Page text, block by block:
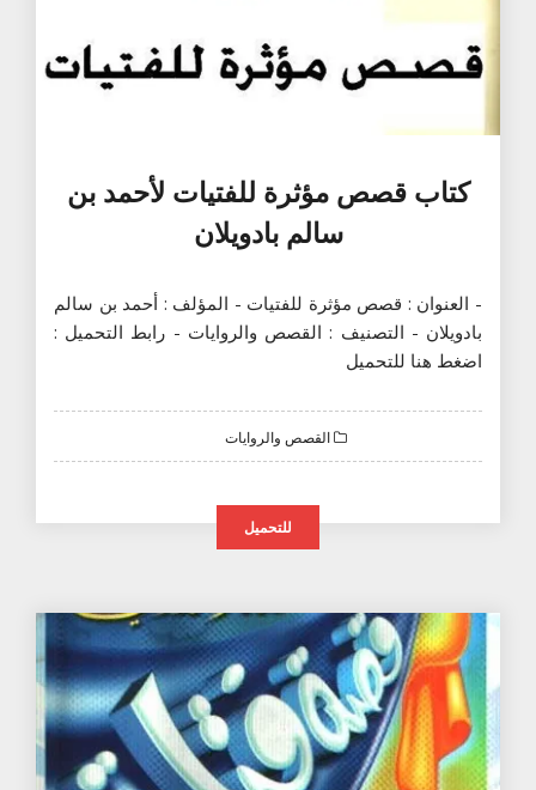
كتاب قصص مؤثرة للفتيات لأحمد بن
سالم بادويلان
- العنوان : قصص مؤثرة للفتيات - المؤلف : أحمد بن سالم
بادويلان - التصنيف : القصص والروايات - رابط التحميل :
اضغط هنا للتحميل
القصص والروايات
للتحميل